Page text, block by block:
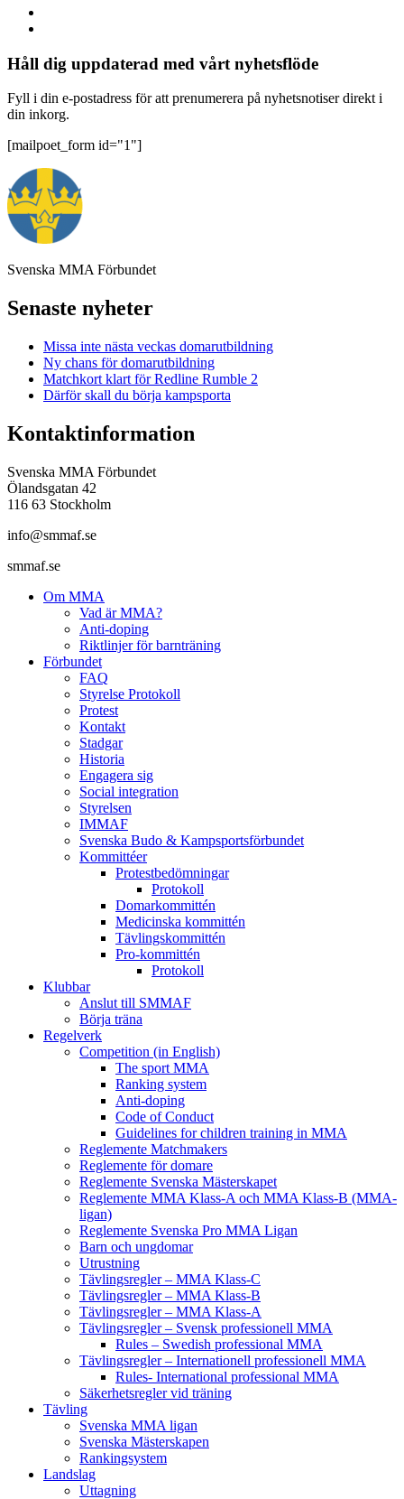
Håll dig uppdaterad med vårt nyhetsflöde
Fyll i din e-postadress för att prenumerera på nyhetsnotiser direkt i
din inkorg.
[mailpoet_form id="1"]
Svenska MMA Förbundet
Senaste nyheter
Missa inte nästa veckas domarutbildning
Ny chans för domarutbildning
Matchkort klart för Redline Rumble 2
Därför skall du börja kampsporta
Kontaktinformation
Svenska MMA Förbundet
Ölandsgatan 42
116 63 Stockholm
info@smmaf.se
smmaf.se
Om MMA
Vad är MMA?
Anti-doping
Riktlinjer för barnträning
Förbundet
FAQ
Styrelse Protokoll
Protest
Kontakt
Stadgar
Historia
Engagera sig
Social integration
Styrelsen
IMMAF
Svenska Budo & Kampsportsförbundet
Kommittéer
Protestbedömningar
Protokoll
Domarkommittén
Medicinska kommittén
Tävlingskommittén
Pro-kommittén
Protokoll
Klubbar
Anslut till SMMAF
Börja träna
Regelverk
Competition (in English)
The sport MMA
Ranking system
Anti-doping
Code of Conduct
Guidelines for children training in MMA
Reglemente Matchmakers
Reglemente för domare
Reglemente Svenska Mästerskapet
Reglemente MMA Klass-A och MMA Klass-B (MMA-
ligan)
Reglemente Svenska Pro MMA Ligan
Barn och ungdomar
Utrustning
Tävlingsregler – MMA Klass-C
Tävlingsregler – MMA Klass-B
Tävlingsregler – MMA Klass-A
Tävlingsregler – Svensk professionell MMA
Rules – Swedish professional MMA
Tävlingsregler – Internationell professionell MMA
Rules- International professional MMA
Säkerhetsregler vid träning
Tävling
Svenska MMA ligan
Svenska Mästerskapen
Rankingsystem
Landslag
Uttagning